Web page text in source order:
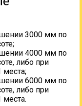
3000 мм по
4000 мм по
либо при
места;
6000 мм по
либо при
места.